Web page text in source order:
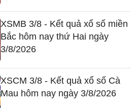
XSMB 3/8 - Kết quả xổ số miền
Bắc hôm nay thứ Hai ngày
3/8/2026
XSCM 3/8 - Kết quả xổ số Cà
Mau hôm nay ngày 3/8/2026